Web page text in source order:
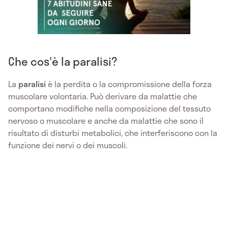
Che cos'è la paralisi?
La paralisiè la perdita o la compromissione della forza
muscolare volontaria. Può derivare da malattie che
comportano modifiche nella composizione del tessuto
nervoso o muscolare e anche da malattie che sono il
risultato di disturbi metabolici, che interferiscono con la
funzione dei nervi o dei muscoli.